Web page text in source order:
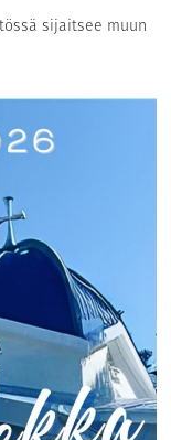
sijaitsee muun